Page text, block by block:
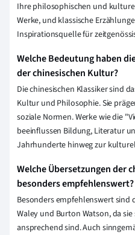
Ihre philosophischen und
Werke, und klassische
Inspirationsquelle für
Welche Bedeutung haben
der chinesischen Kultur?
Die chinesischen Klassiker sind
Kultur und Philosophie. Sie
soziale Normen. Werke wie die
beeinflussen Bildung, Literatur
Jahrhunderte hinweg zur
Welche Übersetzungen der
besonders empfehlenswert?
Besonders empfehlenswert sind
Waley und Burton Watson, da
ansprechend sind. Auch